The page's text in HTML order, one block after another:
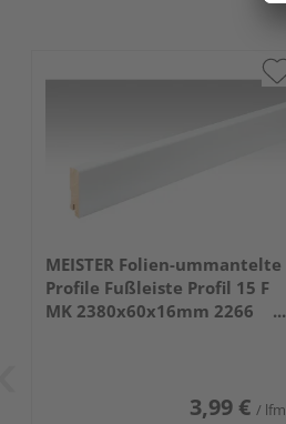
MEISTER Folien-ummantelte
Profile Fußleiste Profil 15 F
MK 2380x60x16mm 2266
3,99 € / lfm